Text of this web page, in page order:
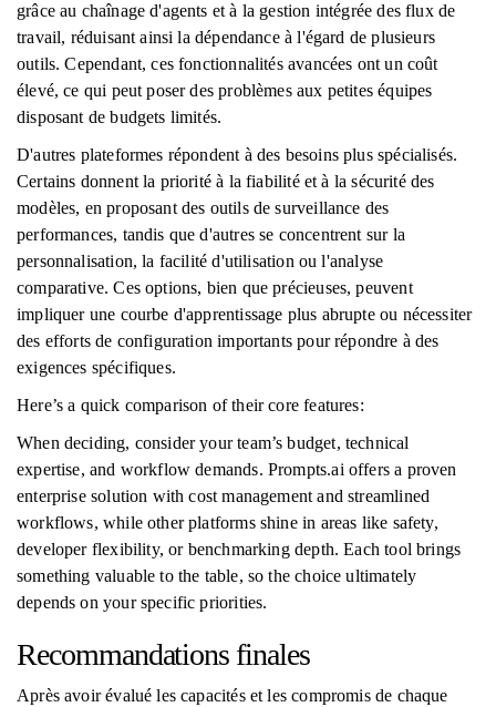
grâce au chaînage d'agents et à la gestion intégrée des flux de
travail, réduisant ainsi la dépendance à l'égard de plusieurs
outils. Cependant, ces fonctionnalités avancées ont un coût
élevé, ce qui peut poser des problèmes aux petites équipes
disposant de budgets limités.
D'autres plateformes répondent à des besoins plus spécialisés.
Certains donnent la priorité à la fiabilité et à la sécurité des
modèles, en proposant des outils de surveillance des
performances, tandis que d'autres se concentrent sur la
personnalisation, la facilité d'utilisation ou l'analyse
comparative. Ces options, bien que précieuses, peuvent
impliquer une courbe d'apprentissage plus abrupte ou nécessiter
des efforts de configuration importants pour répondre à des
exigences spécifiques.
Here’s a quick comparison of their core features:
When deciding, consider your team’s budget, technical
expertise, and workflow demands. Prompts.ai offers a proven
enterprise solution with cost management and streamlined
workflows, while other platforms shine in areas like safety,
developer flexibility, or benchmarking depth. Each tool brings
something valuable to the table, so the choice ultimately
depends on your specific priorities.
Recommandations finales
Après avoir évalué les capacités et les compromis de chaque